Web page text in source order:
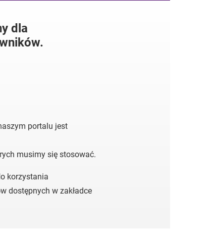
dla
portalu jest
musimy się stosować.
korzystania
dostępnych w zakładce